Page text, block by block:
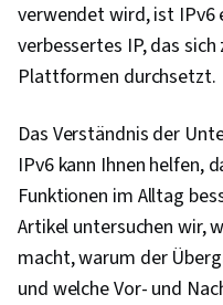
verwendet wird, ist IPv6
verbessertes IP, das
Plattformen durchsetzt.
Das Verständnis der
IPv6 kann Ihnen helfen,
Funktionen im Alltag
Artikel untersuchen wir,
macht, warum der
und welche Vor- und